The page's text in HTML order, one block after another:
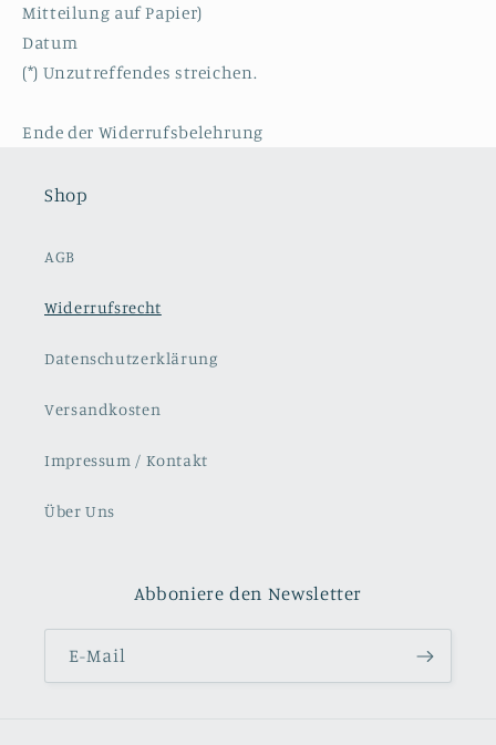
Mitteilung auf Papier)
Datum
(*) Unzutreffendes streichen.
Ende der Widerrufsbelehrung
Shop
AGB
Widerrufsrecht
Datenschutzerklärung
Versandkosten
Impressum / Kontakt
Über Uns
Abboniere den Newsletter
E-Mail